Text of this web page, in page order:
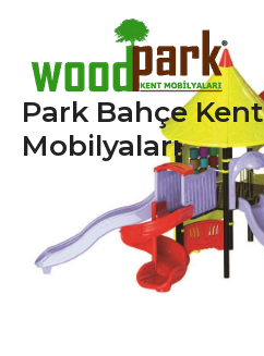
Park Bahçe Kent
Mobilyaları